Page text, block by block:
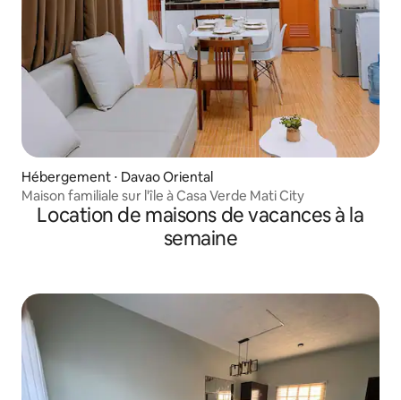
Hébergement ⋅ Davao Oriental
Maison familiale sur l'île à Casa Verde Mati City
Location de maisons de vacances à la
semaine